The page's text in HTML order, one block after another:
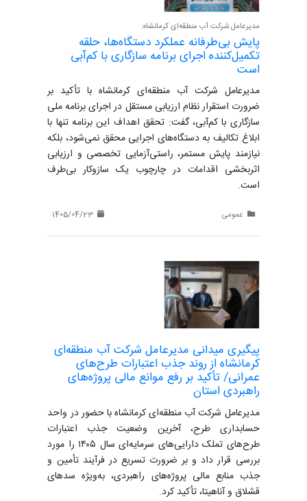
مدیرعامل شرکت آب منطقه‌ای کرمانشاه:
پایش بی‌طرفانه عملکرد دستگاه‌ها، حلقه
تکمیل‌کننده اجرای برنامه سازگاری با کم‌آبی
است
مدیرعامل شرکت آب منطقه‌ای کرمانشاه با تأکید بر
ضرورت استقرار نظام ارزیابی مستقل در اجرای برنامه ملی
سازگاری با کم‌آبی، گفت: تحقق اهداف این برنامه تنها با
ابلاغ تکالیف به دستگاه‌های اجرایی محقق نمی‌شود، بلکه
نیازمند پایش مستمر، راستی‌آزمایی تخصصی و ارزیابی
اثربخشی اقدامات در چارچوب یک سازوکار بی‌طرف
است.
عمومی
پیگیری میدانی مدیرعامل شرکت آب منطقه‌ای
کرمانشاه از روند جذب اعتبارات طرح‌های
عمرانی/ تأکید بر رفع موانع مالی پروژه‌های
راهبردی استان
مدیرعامل شرکت آب منطقه‌ای کرمانشاه با حضور در واحد
حسابداری طرح، آخرین وضعیت جذب اعتبارات
طرح‌های تملک دارایی‌های سرمایه‌ای سال ۱۴۰۵ را مورد
بررسی قرار داد و بر ضرورت تسریع در فرآیند تأمین و
جذب منابع مالی پروژه‌های راهبردی، به‌ویژه سدهای
قشلاق و آناهیتا، تأکید کرد.